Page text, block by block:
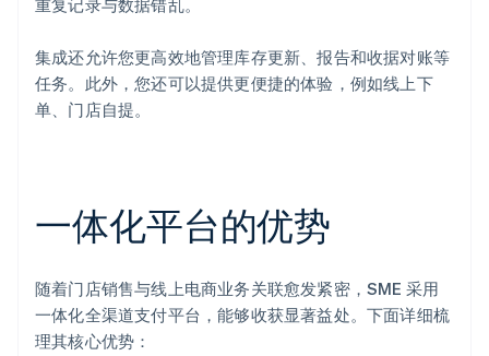
重复记录与数据错乱。
集成还允许您更高效地管理库存更新、报告和收据对账等
任务。此外，您还可以提供更便捷的体验，例如线上下
单、门店自提。
一体化平台的优势
随着门店销售与线上电商业务关联愈发紧密，SME 采用
一体化全渠道支付平台，能够收获显著益处。下面详细梳
理其核心优势：